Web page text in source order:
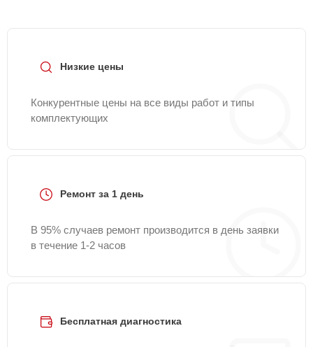
Низкие цены
Конкурентные цены на все виды работ и типы
комплектующих
Ремонт за 1 день
В 95% случаев ремонт производится в день заявки
в течение 1-2 часов
Бесплатная диагностика